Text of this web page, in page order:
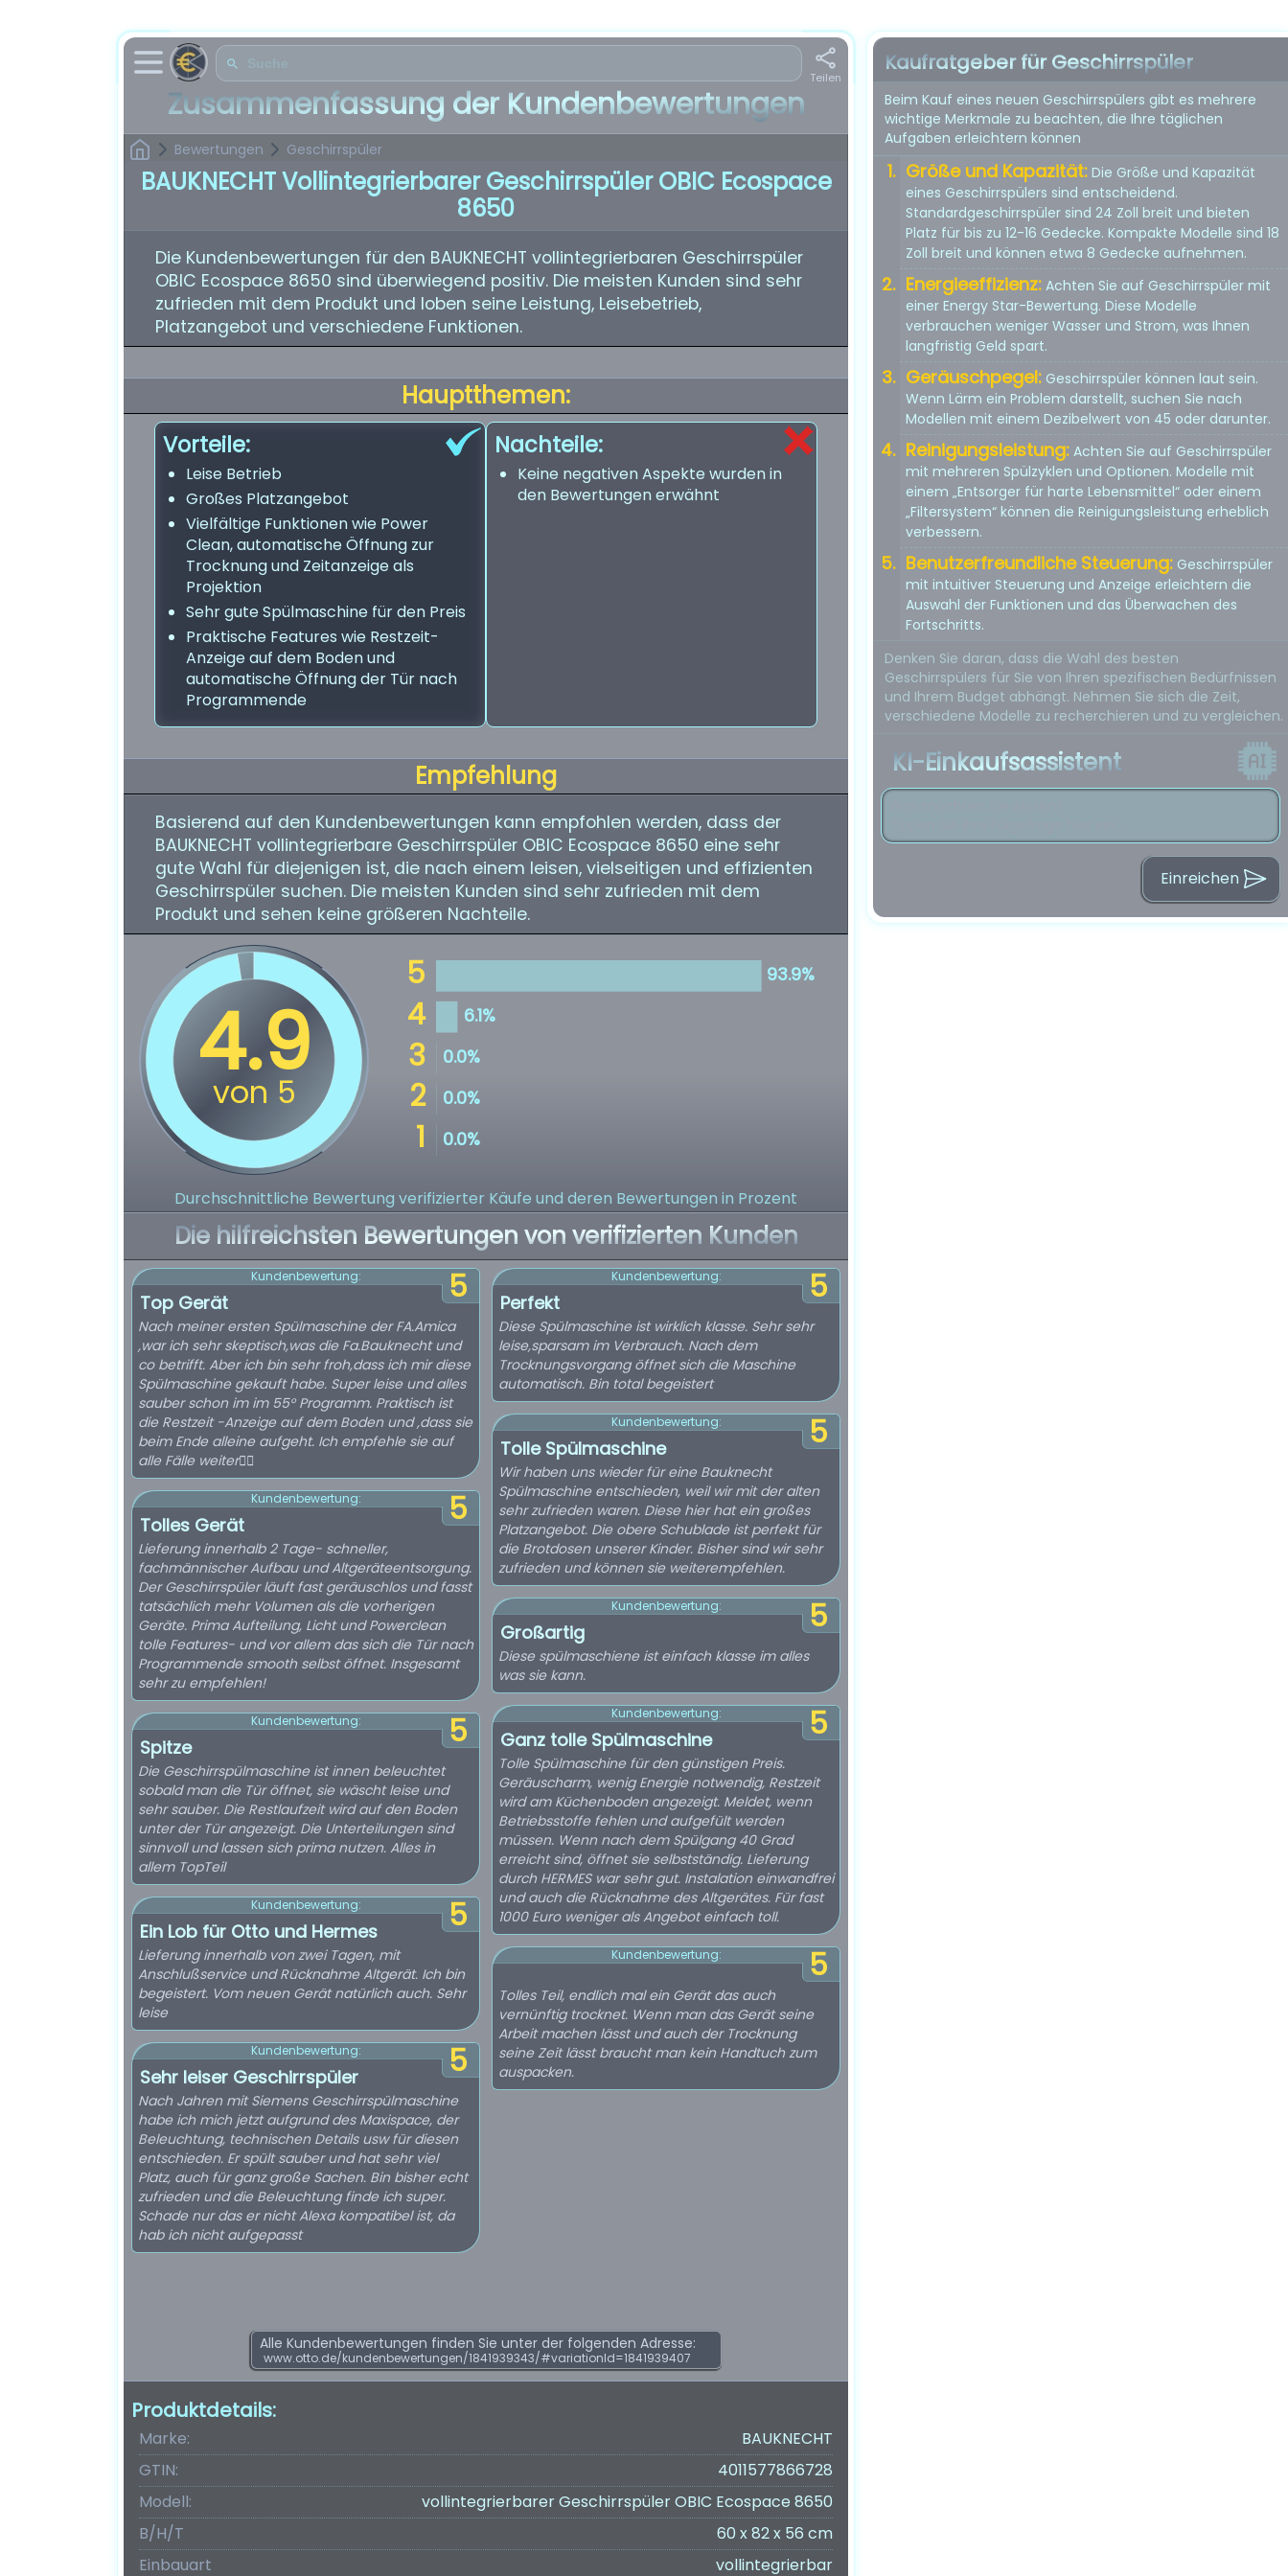
Teilen
Zusammenfassung der Kundenbewertungen
Bewertungen Geschirrspüler
BAUKNECHT Vollintegrierbarer Geschirrspüler OBIC Ecospace
8650
Die Kundenbewertungen für den BAUKNECHT vollintegrierbaren Geschirrspüler
OBIC Ecospace 8650 sind überwiegend positiv. Die meisten Kunden sind sehr
zufrieden mit dem Produkt und loben seine Leistung, Leisebetrieb,
Platzangebot und verschiedene Funktionen.
Hauptthemen:
Vorteile:
Leise Betrieb
Großes Platzangebot
Vielfältige Funktionen wie Power
Clean, automatische Öffnung zur
Trocknung und Zeitanzeige als
Projektion
Sehr gute Spülmaschine für den Preis
Praktische Features wie Restzeit-
Anzeige auf dem Boden und
automatische Öffnung der Tür nach
Programmende
Nachteile:
Keine negativen Aspekte wurden in
den Bewertungen erwähnt
Empfehlung
Basierend auf den Kundenbewertungen kann empfohlen werden, dass der
BAUKNECHT vollintegrierbare Geschirrspüler OBIC Ecospace 8650 eine sehr
gute Wahl für diejenigen ist, die nach einem leisen, vielseitigen und effizienten
Geschirrspüler suchen. Die meisten Kunden sind sehr zufrieden mit dem
Produkt und sehen keine größeren Nachteile.
Durchschnittliche Bewertung verifizierter Käufe und deren Bewertungen in Prozent
Die hilfreichsten Bewertungen von verifizierten Kunden
5
Kundenbewertung:
Top Gerät
Nach meiner ersten Spülmaschine der FA.Amica
,war ich sehr skeptisch,was die Fa.Bauknecht und
co betrifft. Aber ich bin sehr froh,dass ich mir diese
Spülmaschine gekauft habe. Super leise und alles
sauber schon im im 55° Programm. Praktisch ist
die Restzeit -Anzeige auf dem Boden und ,dass sie
beim Ende alleine aufgeht. Ich empfehle sie auf
alle Fälle weiter👍🏼
5
Kundenbewertung:
Tolles Gerät
Lieferung innerhalb 2 Tage- schneller,
fachmännischer Aufbau und Altgeräteentsorgung.
Der Geschirrspüler läuft fast geräuschlos und fasst
tatsächlich mehr Volumen als die vorherigen
Geräte. Prima Aufteilung, Licht und Powerclean
tolle Features- und vor allem das sich die Tür nach
Programmende smooth selbst öffnet. Insgesamt
sehr zu empfehlen!
5
Kundenbewertung:
Spitze
Die Geschirrspülmaschine ist innen beleuchtet
sobald man die Tür öffnet, sie wäscht leise und
sehr sauber. Die Restlaufzeit wird auf den Boden
unter der Tür angezeigt. Die Unterteilungen sind
sinnvoll und lassen sich prima nutzen. Alles in
allem TopTeil
5
Kundenbewertung:
Ein Lob für Otto und Hermes
Lieferung innerhalb von zwei Tagen, mit
Anschlußservice und Rücknahme Altgerät. Ich bin
begeistert. Vom neuen Gerät natürlich auch. Sehr
leise
5
Kundenbewertung:
Sehr leiser Geschirrspüler
Nach Jahren mit Siemens Geschirrspülmaschine
habe ich mich jetzt aufgrund des Maxispace, der
Beleuchtung, technischen Details usw für diesen
entschieden. Er spült sauber und hat sehr viel
Platz, auch für ganz große Sachen. Bin bisher echt
zufrieden und die Beleuchtung finde ich super.
Schade nur das er nicht Alexa kompatibel ist, da
hab ich nicht aufgepasst
5
Kundenbewertung:
Perfekt
Diese Spülmaschine ist wirklich klasse. Sehr sehr
leise,sparsam im Verbrauch. Nach dem
Trocknungsvorgang öffnet sich die Maschine
automatisch. Bin total begeistert
5
Kundenbewertung:
Tolle Spülmaschine
Wir haben uns wieder für eine Bauknecht
Spülmaschine entschieden, weil wir mit der alten
sehr zufrieden waren. Diese hier hat ein großes
Platzangebot. Die obere Schublade ist perfekt für
die Brotdosen unserer Kinder. Bisher sind wir sehr
zufrieden und können sie weiterempfehlen.
5
Kundenbewertung:
Großartig
Diese spülmaschiene ist einfach klasse im alles
was sie kann.
5
Kundenbewertung:
Ganz tolle Spülmaschine
Tolle Spülmaschine für den günstigen Preis.
Geräuscharm, wenig Energie notwendig, Restzeit
wird am Küchenboden angezeigt. Meldet, wenn
Betriebsstoffe fehlen und aufgefült werden
müssen. Wenn nach dem Spülgang 40 Grad
erreicht sind, öffnet sie selbstständig. Lieferung
durch HERMES war sehr gut. Instalation einwandfrei
und auch die Rücknahme des Altgerätes. Für fast
1000 Euro weniger als Angebot einfach toll.
5
Kundenbewertung:
Tolles Teil, endlich mal ein Gerät das auch
vernünftig trocknet. Wenn man das Gerät seine
Arbeit machen lässt und auch der Trocknung
seine Zeit lässt braucht man kein Handtuch zum
auspacken.
Alle Kundenbewertungen finden Sie unter der folgenden Adresse:
www.otto.de/kundenbewertungen/1841939343/#variationId=1841939407
Produktdetails:
Marke:
BAUKNECHT
GTIN:
4011577866728
Modell:
vollintegrierbarer Geschirrspüler OBIC Ecospace 8650
B/H/T
60 x 82 x 56 cm
Einbauart
vollintegrierbar
Kaufratgeber für Geschirrspüler
Beim Kauf eines neuen Geschirrspülers gibt es mehrere
wichtige Merkmale zu beachten, die Ihre täglichen
Aufgaben erleichtern können
Größe und Kapazität: Die Größe und Kapazität
eines Geschirrspülers sind entscheidend.
Standardgeschirrspüler sind 24 Zoll breit und bieten
Platz für bis zu 12-16 Gedecke. Kompakte Modelle sind 18
Zoll breit und können etwa 8 Gedecke aufnehmen.
Energieeffizienz: Achten Sie auf Geschirrspüler mit
einer Energy Star-Bewertung. Diese Modelle
verbrauchen weniger Wasser und Strom, was Ihnen
langfristig Geld spart.
Geräuschpegel: Geschirrspüler können laut sein.
Wenn Lärm ein Problem darstellt, suchen Sie nach
Modellen mit einem Dezibelwert von 45 oder darunter.
Reinigungsleistung: Achten Sie auf Geschirrspüler
mit mehreren Spülzyklen und Optionen. Modelle mit
einem „Entsorger für harte Lebensmittel“ oder einem
„Filtersystem“ können die Reinigungsleistung erheblich
verbessern.
Benutzerfreundliche Steuerung: Geschirrspüler
mit intuitiver Steuerung und Anzeige erleichtern die
Auswahl der Funktionen und das Überwachen des
Fortschritts.
Denken Sie daran, dass die Wahl des besten
Geschirrspülers für Sie von Ihren spezifischen Bedürfnissen
und Ihrem Budget abhängt. Nehmen Sie sich die Zeit,
verschiedene Modelle zu recherchieren und zu vergleichen.
KI-Einkaufsassistent
Einreichen